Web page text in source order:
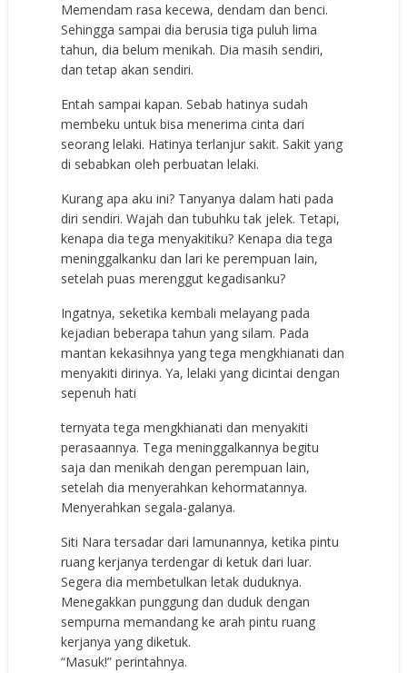
Memendam rasa kecewa, dendam dan benci.
Sehingga sampai dia berusia tiga puluh lima
tahun, dia belum menikah. Dia masih sendiri,
dan tetap akan sendiri.
Entah sampai kapan. Sebab hatinya sudah
membeku untuk bisa menerima cinta dari
seorang lelaki. Hatinya terlanjur sakit. Sakit yang
di sebabkan oleh perbuatan lelaki.
Kurang apa aku ini? Tanyanya dalam hati pada
diri sendiri. Wajah dan tubuhku tak jelek. Tetapi,
kenapa dia tega menyakitiku? Kenapa dia tega
meninggalkanku dan lari ke perempuan lain,
setelah puas merenggut kegadisanku?
Ingatnya, seketika kembali melayang pada
kejadian beberapa tahun yang silam. Pada
mantan kekasihnya yang tega mengkhianati dan
menyakiti dirinya. Ya, lelaki yang dicintai dengan
sepenuh hati
ternyata tega mengkhianati dan menyakiti
perasaannya. Tega meninggalkannya begitu
saja dan menikah dengan perempuan lain,
setelah dia menyerahkan kehormatannya.
Menyerahkan segala-galanya.
Siti Nara tersadar dari lamunannya, ketika pintu
ruang kerjanya terdengar di ketuk dari luar.
Segera dia membetulkan letak duduknya.
Menegakkan punggung dan duduk dengan
sempurna memandang ke arah pintu ruang
kerjanya yang diketuk.
“Masuk!” perintahnya.